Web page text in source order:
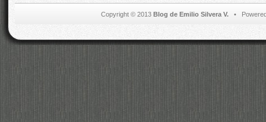
Copyright © 2013 Blog de Emilio Silvera V.•